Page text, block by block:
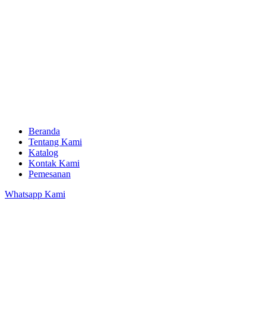
Beranda
Tentang Kami
Katalog
Kontak Kami
Pemesanan
Whatsapp Kami